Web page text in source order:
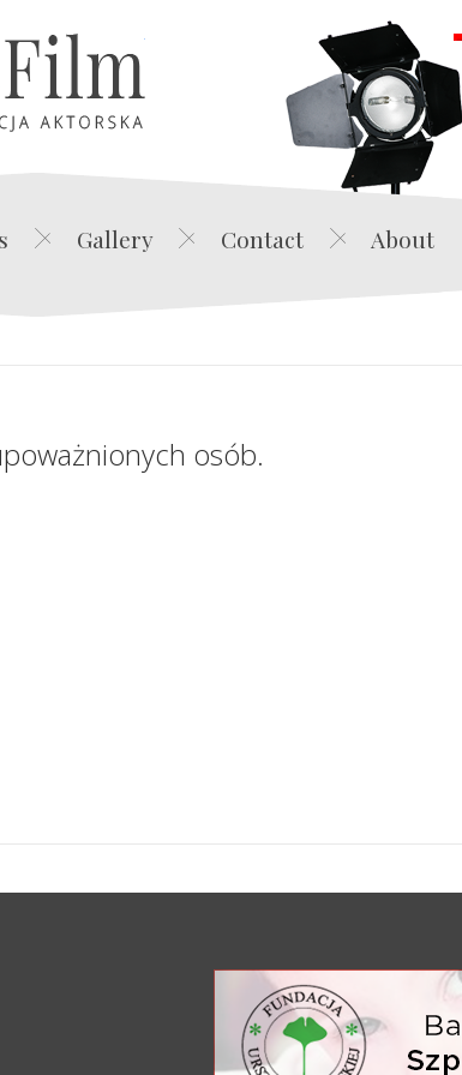
Edwin Film Agencja Aktorska
Gallery Contact About
osób.